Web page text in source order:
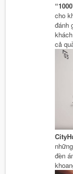
cho
đánh
cả
đèn